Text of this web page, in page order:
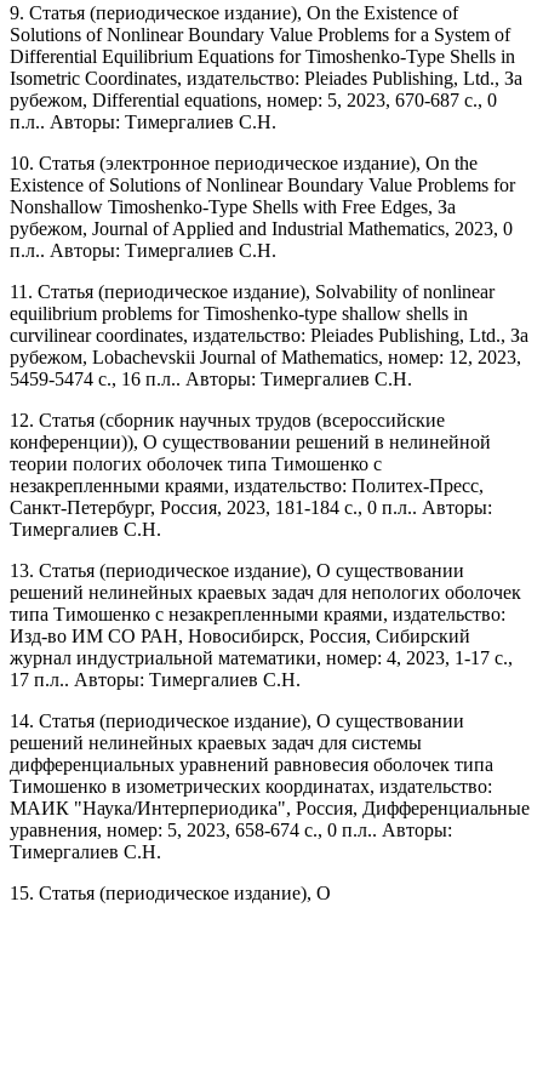
9. Статья (периодическое издание), On the Existence of
Solutions of Nonlinear Boundary Value Problems for a System of
Differential Equilibrium Equations for Timoshenko-Type Shells in
Isometric Coordinates, издательство: Pleiades Publishing, Ltd., За
рубежом, Differential equations, номер: 5, 2023, 670-687 с., 0
п.л.. Авторы: Тимергалиев С.Н.
10. Статья (электронное периодическое издание), On the
Existence of Solutions of Nonlinear Boundary Value Problems for
Nonshallow Timoshenko-Type Shells with Free Edges, За
рубежом, Journal of Applied and Industrial Mathematics, 2023, 0
п.л.. Авторы: Тимергалиев С.Н.
11. Статья (периодическое издание), Solvability of nonlinear
equilibrium problems for Timoshenko-type shallow shells in
curvilinear coordinates, издательство: Pleiades Publishing, Ltd., За
рубежом, Lobachevskii Journal of Mathematics, номер: 12, 2023,
5459-5474 с., 16 п.л.. Авторы: Тимергалиев С.Н.
12. Статья (сборник научных трудов (всероссийские
конференции)), О существовании решений в нелинейной
теории пологих оболочек типа Тимошенко с
незакрепленными краями, издательство: Политех-Пресс,
Санкт-Петербург, Россия, 2023, 181-184 с., 0 п.л.. Авторы:
Тимергалиев С.Н.
13. Статья (периодическое издание), О существовании
решений нелинейных краевых задач для непологих оболочек
типа Тимошенко с незакрепленными краями, издательство:
Изд-во ИМ СО РАН, Новосибирск, Россия, Сибирский
журнал индустриальной математики, номер: 4, 2023, 1-17 с.,
17 п.л.. Авторы: Тимергалиев С.Н.
14. Статья (периодическое издание), О существовании
решений нелинейных краевых задач для системы
дифференциальных уравнений равновесия оболочек типа
Тимошенко в изометрических координатах, издательство:
МАИК "Наука/Интерпериодика", Россия, Дифференциальные
уравнения, номер: 5, 2023, 658-674 с., 0 п.л.. Авторы:
Тимергалиев С.Н.
15. Статья (периодическое издание), O